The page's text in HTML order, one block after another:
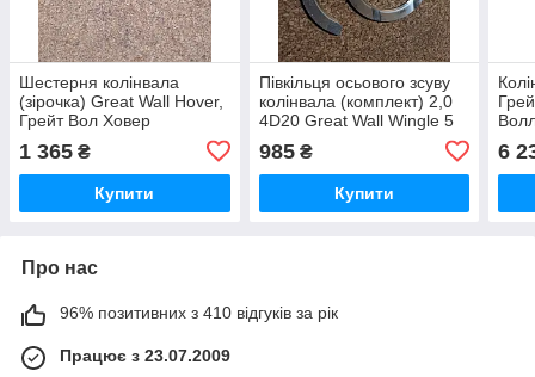
Шестерня колінвала
(зірочка) Great Wall Hover,
Грейт Вол Ховер
1 365 ₴
Купити
Півкільця осьового зсуву
колінвала (комплект) 2,0
4D20 Great Wall Wingle 5
Грейт Вол Вингл Вінгл 5
985₴
Купити
6
Про нас
96% позитивних з 410 відгуків за рік
Працює з 23.07.2009